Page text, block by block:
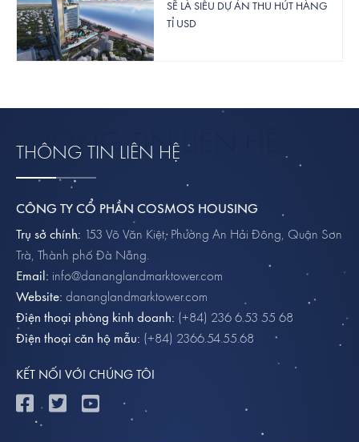
SẼ LÀ SIÊU DỰ ÁN THU HÚT HÀNG
TỈ USD
THÔNG TIN LIÊN HỆ
CÔNG TY CỔ PHẦN COSMOS HOUSING
Trụ sở chính: 153 Võ Văn Kiệt, Phường An Hải Đông, Quận Sơn
Trà, Thành phố Đà Nẵng.
Email: info@dananglandmarktower.com
Website: dananglandmarktower.com
Điện thoại phòng kinh doanh: (+84) 236 6.53 55 68
Điện thoại căn hộ mẫu: (+84) 2366.54.55.68
KẾT NỐI VỚI CHÚNG TÔI